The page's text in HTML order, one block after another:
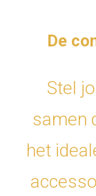
De
Stel
samen
het